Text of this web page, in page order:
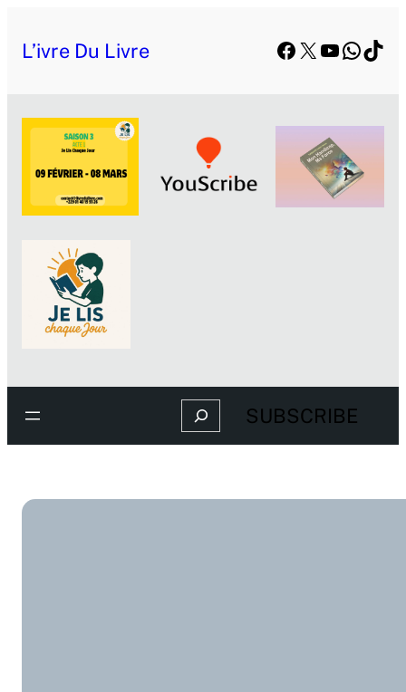
L’ivre Du Livre Facebook
X YouTube
Search SUBSCRIBE